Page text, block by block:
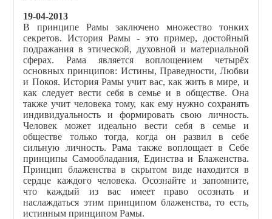
19-04-2013
В принципе Рамы заключено множество тонких
секретов. История Рамы - это пример, достойный
подражания в этической, духовной и материальной
сферах. Рама является воплощением четырёх
основных принципов: Истины, Праведности, Любви
и Покоя. История Рамы учит вас, как жить в мире, и
как следует вести себя в семье и в обществе. Она
также учит человека тому, как ему нужно сохранять
индивидуальность и формировать свою личность.
Человек может идеально вести себя в семье и
обществе только тогда, когда он развил в себе
сильную личность. Рама также воплощает в Себе
принципы Самообладания, Единства и Блаженства.
Принцип блаженства в скрытом виде находится в
сердце каждого человека. Осознайте и запомните,
что каждый из вас имеет право осознать и
наслаждаться этим принципом блаженства, то есть,
истинным принципом Рамы.